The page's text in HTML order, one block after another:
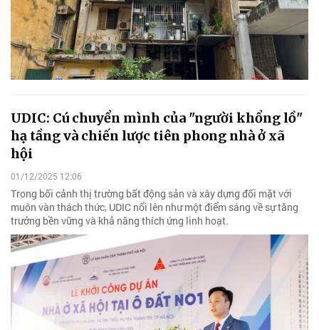
UDIC: Cú chuyển mình của "người khổng lồ"
hạ tầng và chiến lược tiên phong nhà ở xã
hội
01/12/2025 12:06
Trong bối cảnh thị trường bất động sản và xây dựng đối mặt với
muôn vàn thách thức, UDIC nổi lên như một điểm sáng về sự tăng
trưởng bền vững và khả năng thích ứng linh hoạt.